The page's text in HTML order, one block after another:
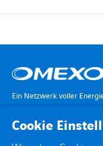
Ein Netzwerk voller
Cookie